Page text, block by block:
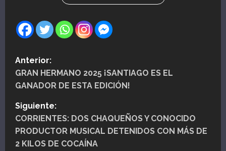
N
a
v
e
g
Anterior:
GRAN HERMANO 2025 ¡SANTIAGO ES EL
GANADOR DE ESTA EDICIÓN!
Siguiente:
CORRIENTES: DOS CHAQUEÑOS Y CONOCIDO
PRODUCTOR MUSICAL DETENIDOS CON MÁS DE
2 KILOS DE COCAÍNA